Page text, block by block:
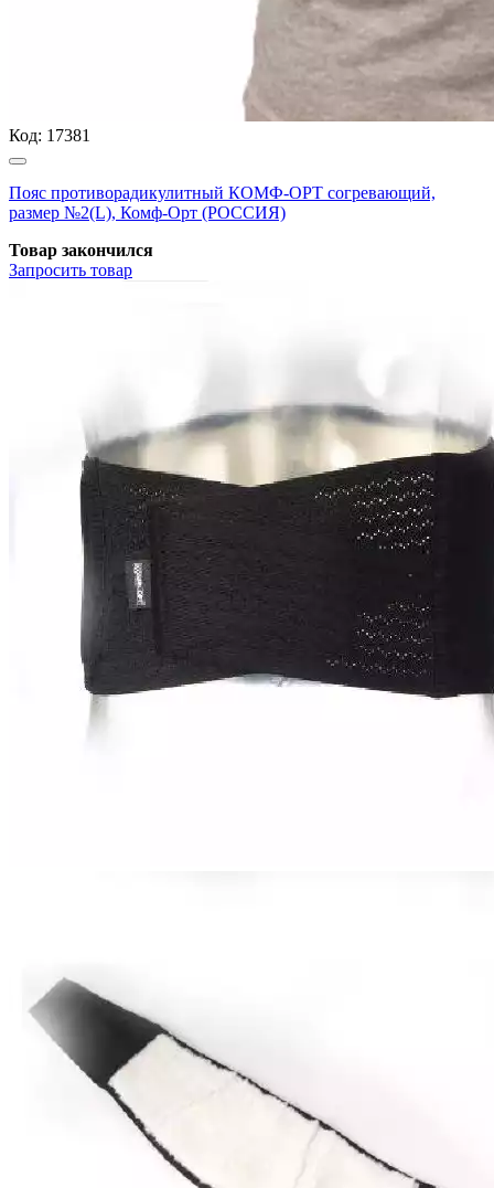
Код: 17381
Пояс противорадикулитный КОМФ-ОРТ согревающий,
размер №2(L), Комф-Орт (РОССИЯ)
Товар закончился
Запросить товар